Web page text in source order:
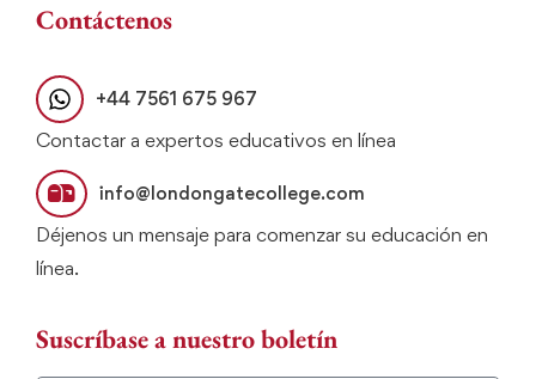
Contáctenos
+44 7561 675 967
Contactar a expertos educativos en línea
info@londongatecollege.com
Déjenos un mensaje para comenzar su educación en
línea.
Suscríbase a nuestro boletín